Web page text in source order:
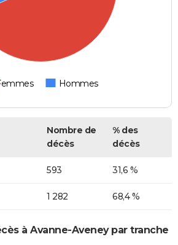
Hommes
Nombre de
décès
% des
décès
593 31,6 %
1 282 68,4 %
à Avanne-Aveney par tranche